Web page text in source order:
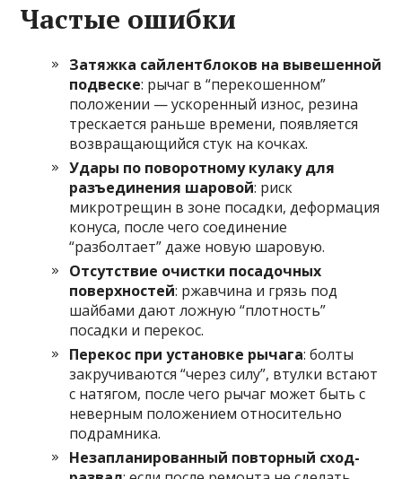
Частые ошибки
Затяжка сайлентблоков на вывешенной
подвеске: рычаг в “перекошенном”
положении — ускоренный износ, резина
трескается раньше времени, появляется
возвращающийся стук на кочках.
Удары по поворотному кулаку для
разъединения шаровой: риск
микротрещин в зоне посадки, деформация
конуса, после чего соединение
“разболтает” даже новую шаровую.
Отсутствие очистки посадочных
поверхностей: ржавчина и грязь под
шайбами дают ложную “плотность”
посадки и перекос.
Перекос при установке рычага: болты
закручиваются “через силу”, втулки встают
с натягом, после чего рычаг может быть с
неверным положением относительно
подрамника.
Незапланированный повторный сход-